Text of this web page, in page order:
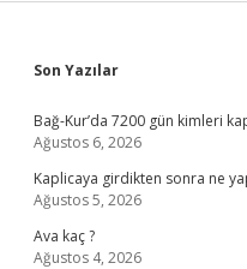
Sidebar
Son Yazılar
Bağ-Kur’da 7200 gün kimleri
Ağustos 6, 2026
Kaplicaya girdikten sonra ne
Ağustos 5, 2026
Ava kaç ?
Ağustos 4, 2026